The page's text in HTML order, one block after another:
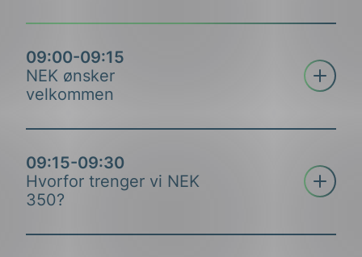
09:00-09:15
NEK ønsker
velkommen
Åpne
09:15-09:30
Hvorfor trenger vi NEK
350?
Åpne